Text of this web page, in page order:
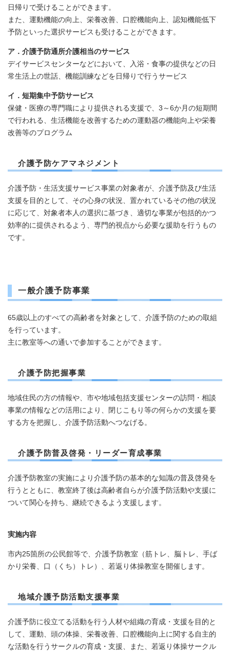
日帰りで受けることができます。
また、運動機能の向上、栄養改善、口腔機能向上、認知機能低下
予防といった選択サービスも受けることができます。
ア．介護予防通所介護相当のサービス
デイサービスセンターなどにおいて、入浴・食事の提供などの日
常生活上の世話、機能訓練などを日帰りで行うサービス
イ．短期集中予防サービス
保健・医療の専門職により提供される支援で、3～6か月の短期間
で行われる、生活機能を改善するための運動器の機能向上や栄養
改善等のプログラム
介護予防ケアマネジメント
介護予防・生活支援サービス事業の対象者が、介護予防及び生活
支援を目的として、その心身の状況、置かれているその他の状況
に応じて、対象者本人の選択に基づき、適切な事業が包括的かつ
効率的に提供されるよう、専門的視点から必要な援助を行うもの
です。
一般介護予防事業
65歳以上のすべての高齢者を対象として、介護予防のための取組
を行っています。
主に教室等への通いで参加することができます。
介護予防把握事業
地域住民の方の情報や、市や地域包括支援センターの訪問・相談
事業の情報などの活用により、閉じこもり等の何らかの支援を要
する方を把握し、介護予防活動へつなげる。
介護予防普及啓発・リーダー育成事業
介護予防教室の実施により介護予防の基本的な知識の普及啓発を
行うとともに、教室終了後は高齢者自らが介護予防活動や支援に
ついて関心を持ち、継続できるよう支援します。​
実施内容
市内25箇所の公民館等で、介護予防教室（筋トレ、脳トレ、手ば
かり栄養、口（くち）トレ）、若返り体操教室を開催します。
地域介護予防活動支援事業
介護予防に役立てる活動を行う人材や組織の育成・支援を目的と
して、運動、頭の体操、栄養改善、口腔機能向上に関する自主的
な活動を行うサークルの育成・支援、また、若返り体操サークル